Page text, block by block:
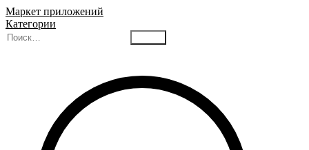
Маркет приложений
Категории